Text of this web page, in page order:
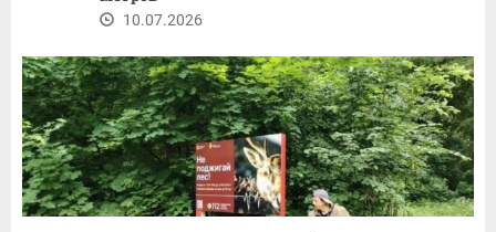
10.07.2026